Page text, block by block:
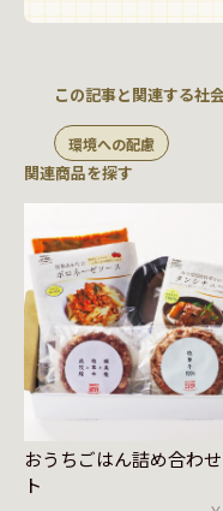
この記事と関連する社
環境への配慮
関連商品を探す
おうちごはん詰め合わ
ト